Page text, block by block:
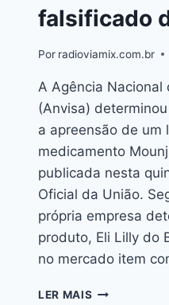
falsificado
Por radioviamix.com.br
A Agência Nacional
(Anvisa)
a apreensão de
medicamento
publicada nesta
Oficial da União.
própria empresa
produto, Eli Lilly do
no mercado item
LER MAIS